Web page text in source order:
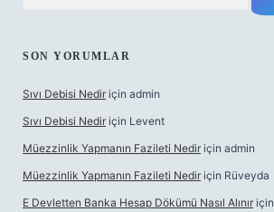
SON YORUMLAR
Sıvı Debisi Nedir için admin
Sıvı Debisi Nedir için Levent
Müezzinlik Yapmanın Fazileti Nedir için admin
Müezzinlik Yapmanın Fazileti Nedir için Rüveyda
E Devletten Banka Hesap Dökümü Nasıl Alınır için